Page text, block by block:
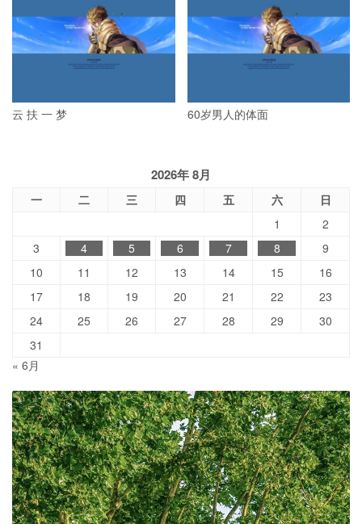
云 扶 一 梦 60岁男人的体面
2026年 8月
一 二 三 四 五 六
日
1
2
3
4 5 6 7 8
9
10
11 12 13 14 15
16
17
18 19 20 21 22
23
24
25 26 27 28 29
30
31
« 6月